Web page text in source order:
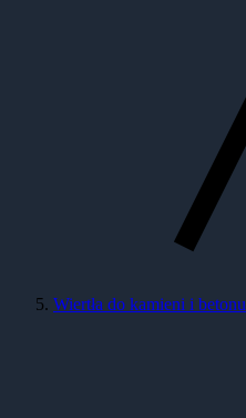
Wiertła do kamieni i betonu